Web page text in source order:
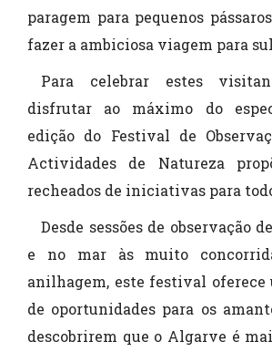
paragem para pequenos
fazer a ambiciosa viagem para
Para celebrar estes
disfrutar ao máximo do
edição do Festival de
Actividades de Natureza
recheados de iniciativas para
Desde sessões de observação
e no mar às muito
anilhagem, este festival oferece
de oportunidades para os
descobrirem que o Algarve é